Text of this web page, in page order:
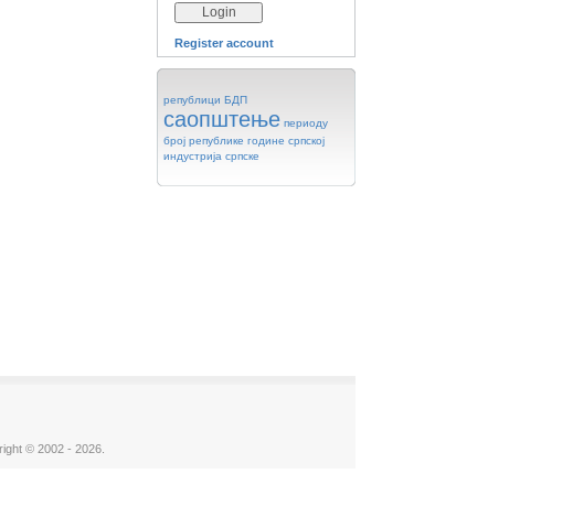
Register account
републици БДП
саопштење периоду
број републике године српској
индустрија српске
© 2002 - 2026.